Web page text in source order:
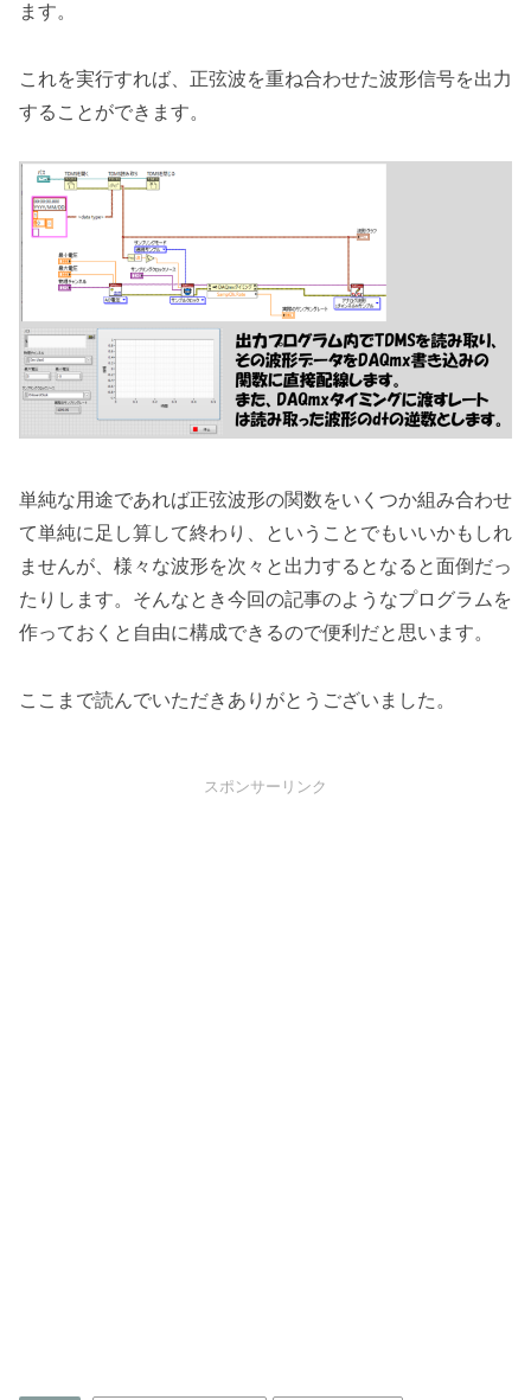
ます。
これを実行すれば、正弦波を重ね合わせた波形信号を出力
することができます。
単純な用途であれば正弦波形の関数をいくつか組み合わせ
て単純に足し算して終わり、ということでもいいかもしれ
ませんが、様々な波形を次々と出力するとなると面倒だっ
たりします。そんなとき今回の記事のようなプログラムを
作っておくと自由に構成できるので便利だと思います。
ここまで読んでいただきありがとうございました。
スポンサーリンク